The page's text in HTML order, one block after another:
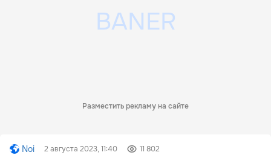
Разместить рекламу на сайте
Noi 2 августа 2023, 11:40 11 802